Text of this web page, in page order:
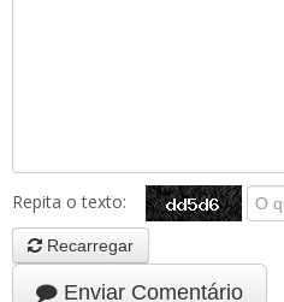
Repita o texto:
Recarregar
Enviar Comentário